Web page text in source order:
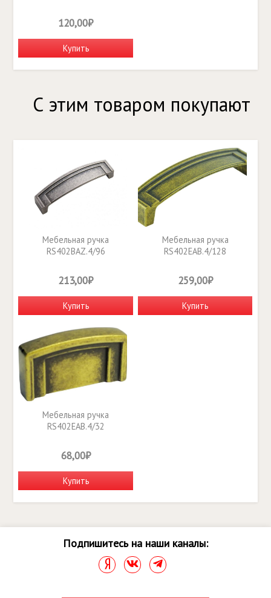
120,00₽
Купить
С этим товаром покупают
Мебельная ручка
RS402BAZ.4/96
213,00₽
Купить
Мебельная ручка
RS402EAB.4/128
259,00₽
Купить
Мебельная ручка
RS402EAB.4/32
68,00₽
Купить
Подпишитесь на наши каналы: